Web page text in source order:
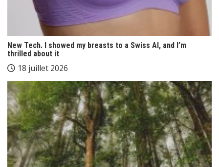
New Tech. I showed my breasts to a Swiss AI, and I’m
thrilled about it
18 juillet 2026